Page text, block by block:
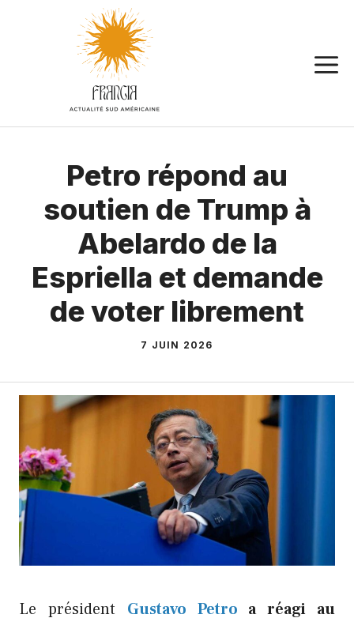
Petro répond au
soutien de Trump à
Abelardo de la
Espriella et demande
de voter librement
7 JUIN 2026
Le président Gustavo Petro a réagi au